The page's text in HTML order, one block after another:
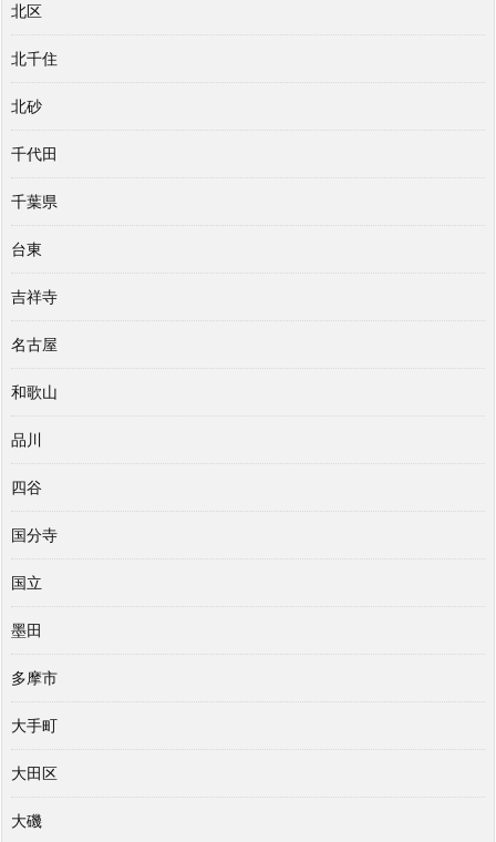
北区
北千住
北砂
千代田
千葉県
台東
吉祥寺
名古屋
和歌山
品川
四谷
国分寺
国立
墨田
多摩市
大手町
大田区
大磯